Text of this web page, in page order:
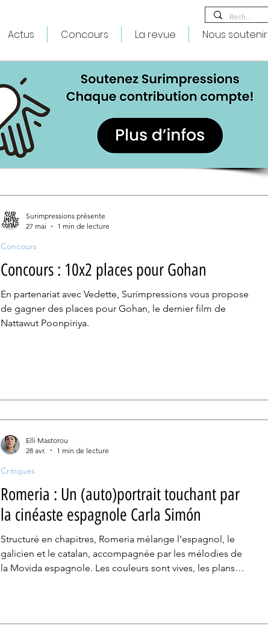
Actus Concours La revue Nous soutenir
Concours : 10x2 places pour Gohan
En partenariat avec Vedette, Surimpressions vous propose
de gagner des places pour Gohan, le dernier film de
Nattawut Poonpiriya.
Concours
Surimpressions présente
27 mai
1 min de lecture
Romeria : Un (auto)portrait touchant par
la cinéaste espagnole Carla Simón
Structuré en chapitres, Romeria mélange l’espagnol, le
galicien et le catalan, accompagnée par les mélodies de
la Movida espagnole. Les couleurs sont vives, les plans
l’imaginaire vient combler les parts de mystère.
Critiques
Elli Mastorou
28 avr.
1 min de lecture